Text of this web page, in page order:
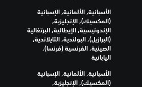
الأسبانية, الألمانية, الإسبانية
(المكسيك), الإنجليزية,
الإندونيسية, الإيطالية, البرتغالية
(البرازيل), البولندية, التايلاندية,
الصينية, الفرنسية (فرنسا),
اليابانية
الأسبانية, الألمانية, الإسبانية
(المكسيك), الإنجليزية,